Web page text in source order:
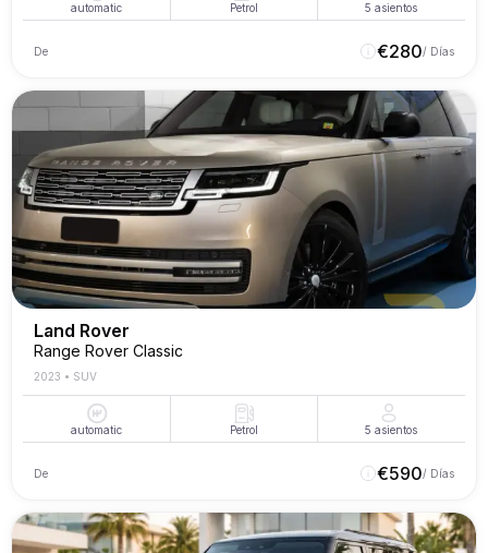
automatic Petrol 5 asientos
De €280/ Días
Land Rover
Range Rover Classic
2023 • SUV
automatic Petrol 5 asientos
De €590/ Días